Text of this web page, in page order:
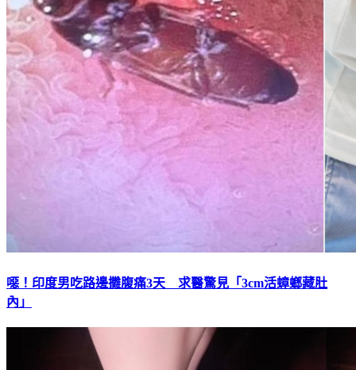
噁！印度男吃路邊攤腹痛3天 求醫驚見「3cm活蟑螂藏肚
內」